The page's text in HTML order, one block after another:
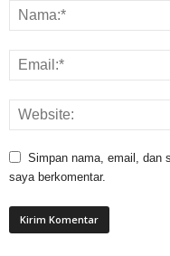
Simpan nama, email, dan
saya berkomentar.